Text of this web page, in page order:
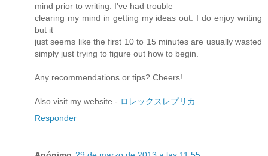
mind prior to writing. I've had trouble
clearing my mind in getting my ideas out. I do enjoy writing
but it
just seems like the first 10 to 15 minutes are usually wasted
simply just trying to figure out how to begin.
Any recommendations or tips? Cheers!
Also visit my website - ロレックスレプリカ
Responder